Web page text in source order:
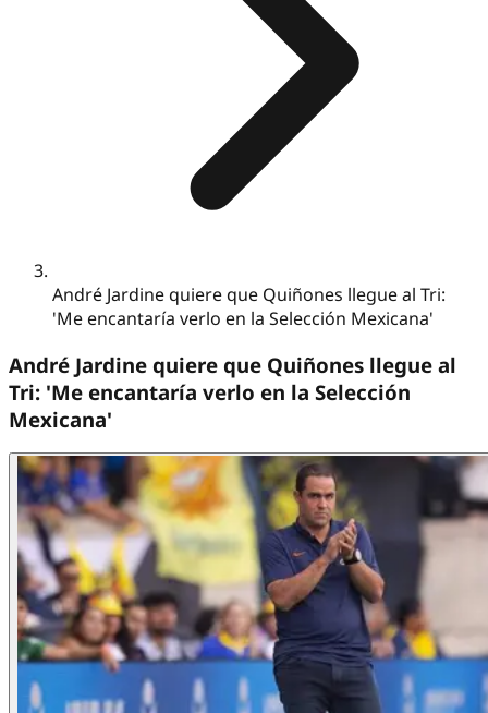
André Jardine quiere que Quiñones llegue al Tri:
'Me encantaría verlo en la Selección Mexicana'
André Jardine quiere que Quiñones llegue al
Tri: 'Me encantaría verlo en la Selección
Mexicana'